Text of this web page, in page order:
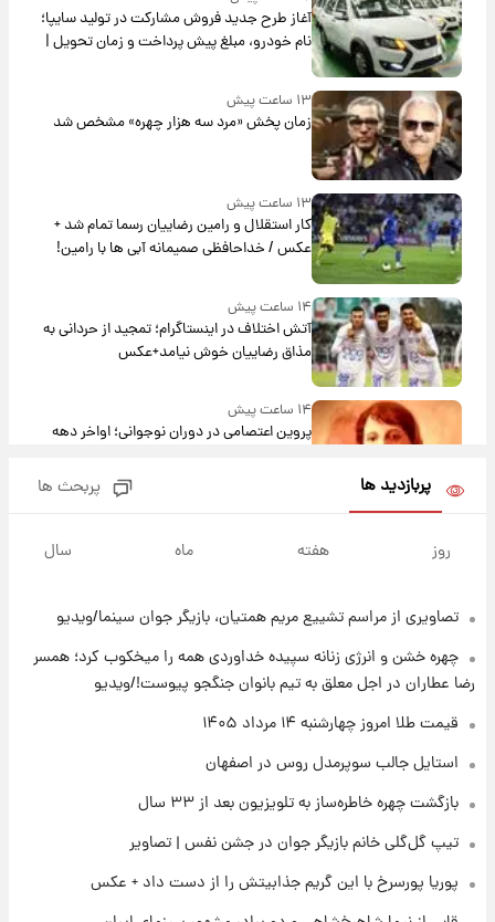
آغاز طرح جدید فروش مشارکت در تولید سایپا؛
نام خودرو، مبلغ پیش پرداخت و زمان تحویل |
سود مشارکت چند درصد است؟
۱۳ ساعت پیش
زمان پخش «مرد سه هزار چهره» مشخص شد
۱۳ ساعت پیش
کار استقلال و رامین رضاییان رسما تمام شد +
عکس / خداحافظی صمیمانه آبی ها با رامین!
۱۴ ساعت پیش
آتش اختلاف در اینستاگرام؛ تمجید از حردانی به
مذاق رضاییان خوش نیامد+عکس
۱۴ ساعت پیش
پروین اعتصامی در دوران نوجوانی؛ اواخر دهه
هسته‌ای در آسمان ظاهر شد
۱۵ ساعت پیش
کرد
۱۶ ساعت پیش
۱۴۰۵/ نرخ‌ها ثابت ماند؟ +جدول
علی مطهری: اجرای کامل تفاهم‌نامه اسلام‌آباد،
پربازدید ها پربحث ها
روز هفته ماه سال
تصاویری از مراسم تشییع مریم همتیان، بازیگر جوان سینما/ویدیو
چهره خشن و انرژی زنانه سپیده خداوردی همه را میخکوب کرد؛ همسر
رضا عطاران در اجل معلق به تیم بانوان جنگجو پیوست!/ویدیو
قیمت طلا امروز چهارشنبه ۱۴ مرداد ۱۴۰۵
استایل جالب سوپرمدل روس در اصفهان
بازگشت چهره خاطره‌ساز به تلویزیون بعد از ۳۳ سال
تیپ گل‌گلی خانم بازیگر جوان در جشن نفس | تصاویر
پوریا پورسرخ با این گریم جذابیتش را از دست داد + عکس